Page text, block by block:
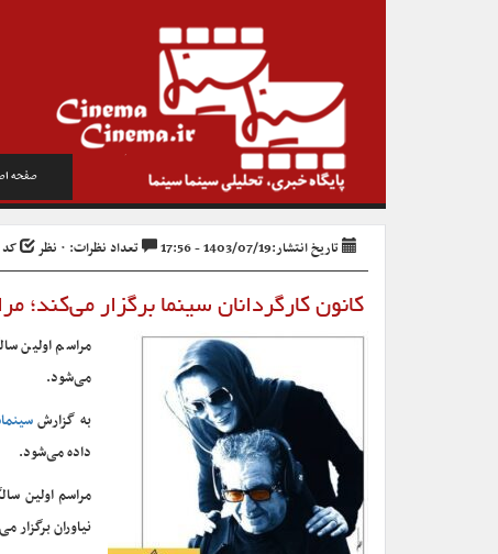
صفحه
تاریخ انتشار:1403/07/19 - 17:56 تعداد نظرات: ۰ نظر کد
کانون کارگردانان سینما برگزار
مراسم اولین
می‌شود.
به گزارش
داده می‌شود.
نیاوران برگزار